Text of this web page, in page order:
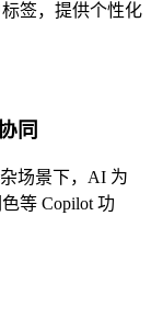
签，提供个性化
同
场景下，AI 为
等 Copilot 功